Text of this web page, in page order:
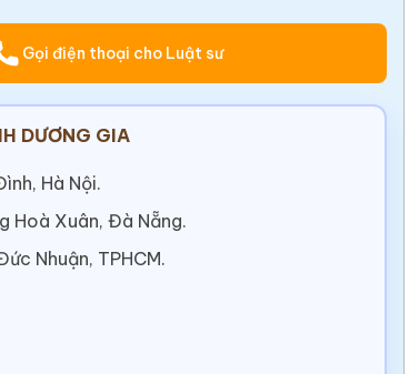
Gọi điện thoại cho Luật sư
DƯƠNG GIA
Hà Nội.
Hoà Xuân, Đà Nẵng.
Nhuận, TPHCM.